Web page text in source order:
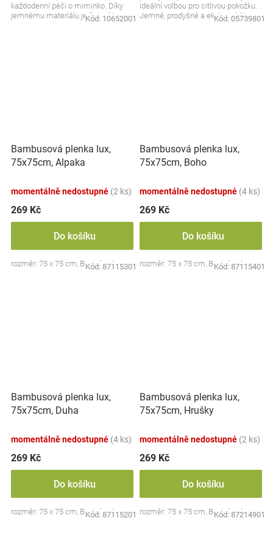
každodenní péči o miminko. Díky
jemnému materiálu je šetrná k
Kód: 10652001
ideální volbou pro citlivou pokožku.
Jemné, prodyšné a ekologické!
Kód: 05739801
Bambusová plenka lux,
75x75cm, Alpaka
momentálně nedostupné (2 ks)
269 Kč
Do košíku
rozměr: 75 x 75 cm, Bocioland
Kód: 87115301
Bambusová plenka lux,
75x75cm, Boho
momentálně nedostupné (4 ks)
269 Kč
Do košíku
rozměr: 75 x 75 cm, Bocioland
Kód: 87115401
Bambusová plenka lux,
75x75cm, Duha
momentálně nedostupné (4 ks)
269 Kč
Do košíku
rozměr: 75 x 75 cm, Bocioland
Kód: 87115201
Bambusová plenka lux,
75x75cm, Hrušky
momentálně nedostupné (2 ks)
269 Kč
Do košíku
rozměr: 75 x 75 cm, Bocioland
Kód: 87214901